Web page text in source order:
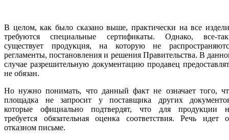
В целом, как было сказано выше, практически на все
требуются специальные сертификаты. Однако, все-
существует продукция, на которую не
регламенты, постановления и решения Правительства. В
случае разрешительную документацию продавец
не обязан.
Но нужно понимать, что данный факт не означает того,
площадка не запросит у поставщика других
которые официально подтвердят, что для продукции
требуется обязательная оценка соответствия. Речь идет
отказном письме.